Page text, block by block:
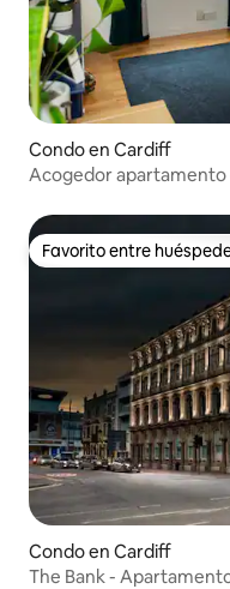
Condo en Cardiff
Acogedor apartamento
Favorito entre
Favorito entre
Condo en Cardiff
The Bank -